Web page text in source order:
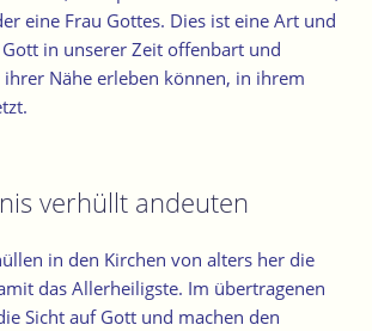
eine Frau Gottes. Dies ist eine Art und
in unserer Zeit offenbart und
Nähe erleben können, in ihrem
verhüllt andeuten
in den Kirchen von alters her die
das Allerheiligste. Im übertragenen
Sicht auf Gott und machen den